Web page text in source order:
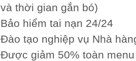
và thời gian gắn bó)
Bảo hiểm tai nạn 24/24
Đào tạo nghiệp vụ Nhà
Được giảm 50% toàn